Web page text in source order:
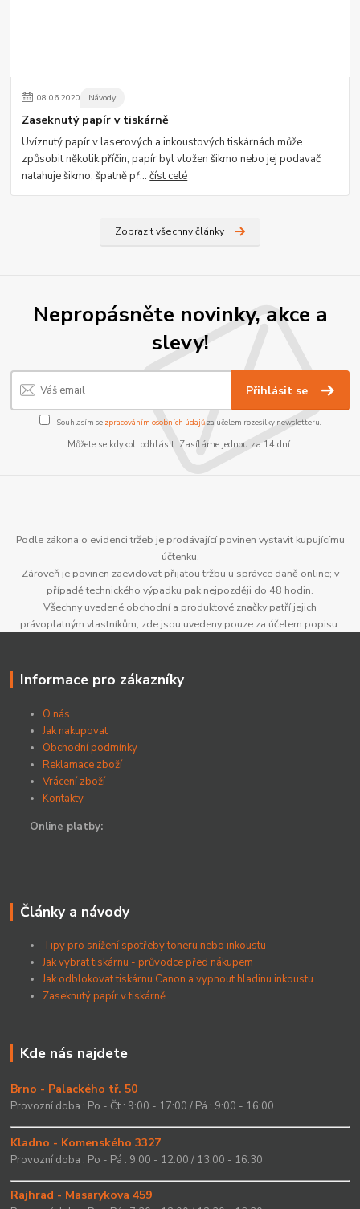
08.06.2020 Návody
Zaseknutý papír v tiskárně
Uvíznutý papír v laserových a inkoustových tiskárnách může
způsobit několik příčin, papír byl vložen šikmo nebo jej podavač
natahuje šikmo, špatně př...číst celé
Zobrazit všechny články
Nepropásněte novinky, akce a
slevy!
Přihlásit se
Souhlasím se zpracováním osobních údajůza účelem rozesílky newsletteru.
Můžete se kdykoli odhlásit. Zasíláme jednou za 14 dní.
Podle zákona o evidenci tržeb je prodávající povinen vystavit kupujícímu
účtenku.
Zároveň je povinen zaevidovat přijatou tržbu u správce daně online; v
případě technického výpadku pak nejpozději do 48 hodin.
Všechny uvedené obchodní a produktové značky patří jejich
právoplatným vlastníkům, zde jsou uvedeny pouze za účelem popisu.
Informace pro zákazníky
O nás
Jak nakupovat
Obchodní podmínky
Reklamace zboží
Vrácení zboží
Kontakty
Online platby:
Články a návody
Tipy pro snížení spotřeby toneru nebo inkoustu
Jak vybrat tiskárnu - průvodce před nákupem
Jak odblokovat tiskárnu Canon a vypnout hladinu inkoustu
Zaseknutý papír v tiskárně
Kde nás najdete
Brno - Palackého tř. 50
Provozní doba : Po - Čt : 9:00 - 17:00 / Pá : 9:00 - 16:00
Kladno - Komenského 3327
Provozní doba : Po - Pá : 9:00 - 12:00 / 13:00 - 16:30
Rajhrad - Masarykova 459